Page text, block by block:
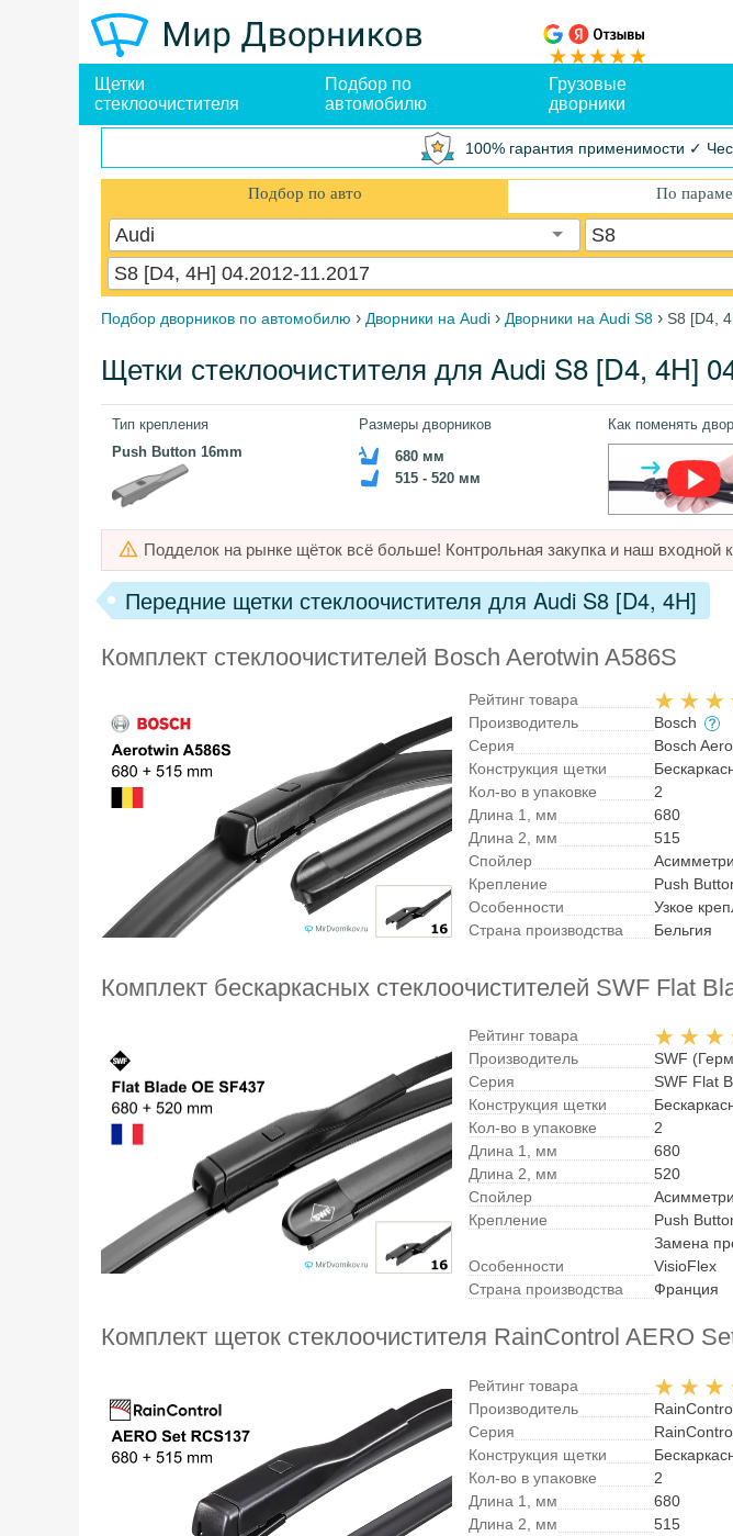
Щетки
стеклоочистителя
Подбор по
автомобилю
Грузовые
дворники
100% гарантия применимости ✓
Подбор по авто По
Audi
S8
S8 [D4, 4H] 04.2012-11.2017
Подбор дворников по автомобилю › Дворники на Audi › Дворники на Audi S8 › S8 [D4,
Щетки стеклоочистителя для Audi S8 [D4, 4H]
Тип крепления
Push Button 16mm
Размеры дворников
680 мм
515 - 520 мм
Как поменять
Подделок на рынке щёток всё больше! Контрольная закупка и наш входной
Передние щетки стеклоочистителя для Audi S8 [D4, 4H]
Комплект стеклоочистителей Bosch Aerotwin A586S
Рейтинг товара
Производитель
Bosch
Серия
Bosch
Конструкция щетки
Кол-во в упаковке
2
Длина 1, мм
680
Длина 2, мм
515
Спойлер
Крепление
Push
Особенности
Узкое
Страна производства
Бельгия
Комплект бескаркасных стеклоочистителей SWF Flat
Рейтинг товара
Производитель
SWF
Серия
SWF Flat
Конструкция щетки
Кол-во в упаковке
2
Длина 1, мм
680
Длина 2, мм
520
Спойлер
Крепление
Push
Особенности
Замена
VisioFlex
Страна производства
Франция
Комплект щеток стеклоочистителя RainControl AERO
Рейтинг товара
Производитель
Серия
Конструкция щетки
Кол-во в упаковке
2
Длина 1, мм
680
Длина 2, мм
515